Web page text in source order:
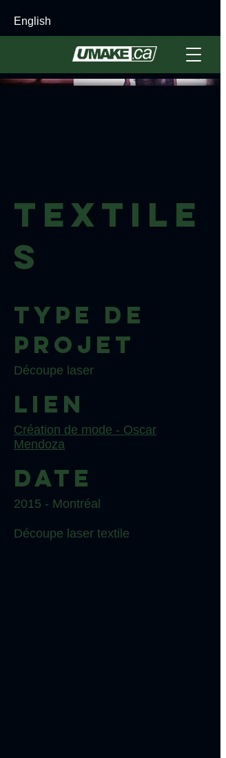
English
Textile
s
Type de
projet
Découpe laser
Lien
Création de mode - Oscar
Mendoza
Date
2015 - Montréal
Découpe laser textile